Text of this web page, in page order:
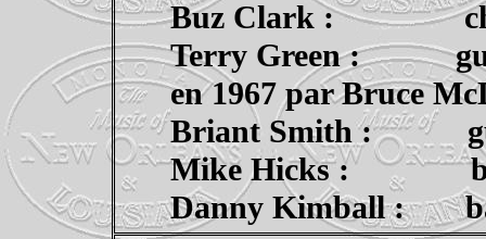
Buz Clark :
Terry Green :
en 1967 par Bruce
Briant Smith :
Mike Hicks :
Danny Kimball :